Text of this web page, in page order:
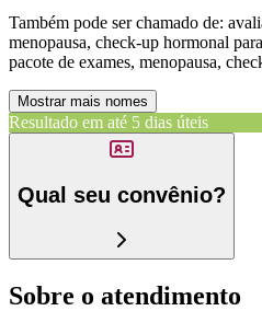
Também pode ser chamado de:
menopausa, check-up hormonal
pacote de exames, menopausa,
Mostrar mais nomes
Resultado em até 5 dias úteis
Qual seu convênio?
Sobre o atendimento